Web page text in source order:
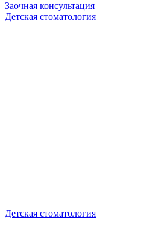
Заочная консультация
Детская стоматология
Детская стоматология